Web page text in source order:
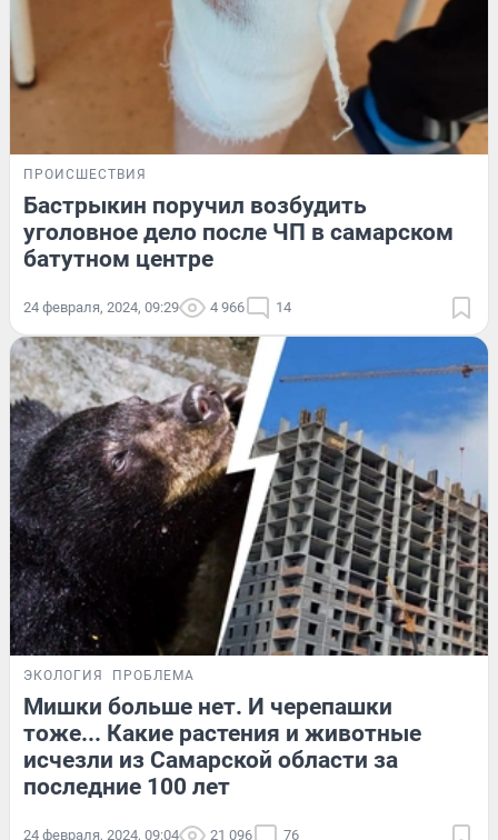
ПРОИСШЕСТВИЯ
Бастрыкин поручил возбудить
уголовное дело после ЧП в самарском
батутном центре
24 февраля, 2024, 09:29 4 966 14
ЭКОЛОГИЯ ПРОБЛЕМА
Мишки больше нет. И черепашки
тоже... Какие растения и животные
исчезли из Самарской области за
последние 100 лет
24 февраля, 2024, 09:04 21 096 76